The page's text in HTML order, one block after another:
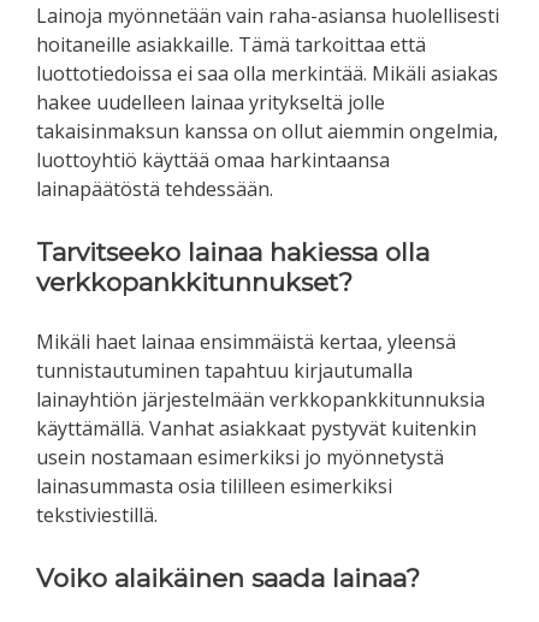
Lainoja myönnetään vain raha-asiansa huolellisesti
hoitaneille asiakkaille. Tämä tarkoittaa että
luottotiedoissa ei saa olla merkintää. Mikäli asiakas
hakee uudelleen lainaa yritykseltä jolle
takaisinmaksun kanssa on ollut aiemmin ongelmia,
luottoyhtiö käyttää omaa harkintaansa
lainapäätöstä tehdessään.
Tarvitseeko lainaa hakiessa olla
verkkopankkitunnukset?
Mikäli haet lainaa ensimmäistä kertaa, yleensä
tunnistautuminen tapahtuu kirjautumalla
lainayhtiön järjestelmään verkkopankkitunnuksia
käyttämällä. Vanhat asiakkaat pystyvät kuitenkin
usein nostamaan esimerkiksi jo myönnetystä
lainasummasta osia tililleen esimerkiksi
tekstiviestillä.
Voiko alaikäinen saada lainaa?